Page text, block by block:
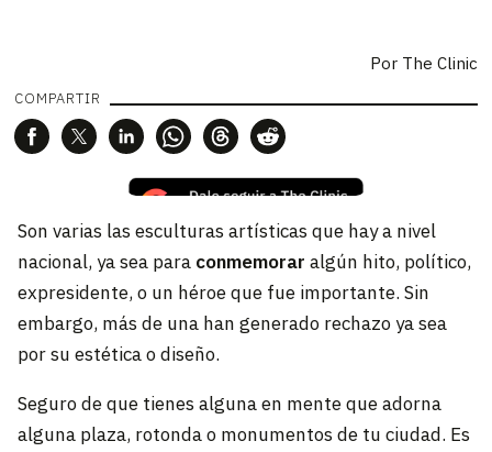
Por The Clinic
COMPARTIR
Son varias las esculturas artísticas que hay a nivel
nacional, ya sea para conmemorar algún hito, político,
expresidente, o un héroe que fue importante. Sin
embargo, más de una han generado rechazo ya sea
por su estética o diseño.
Seguro de que tienes alguna en mente que adorna
alguna plaza, rotonda o monumentos de tu ciudad. Es